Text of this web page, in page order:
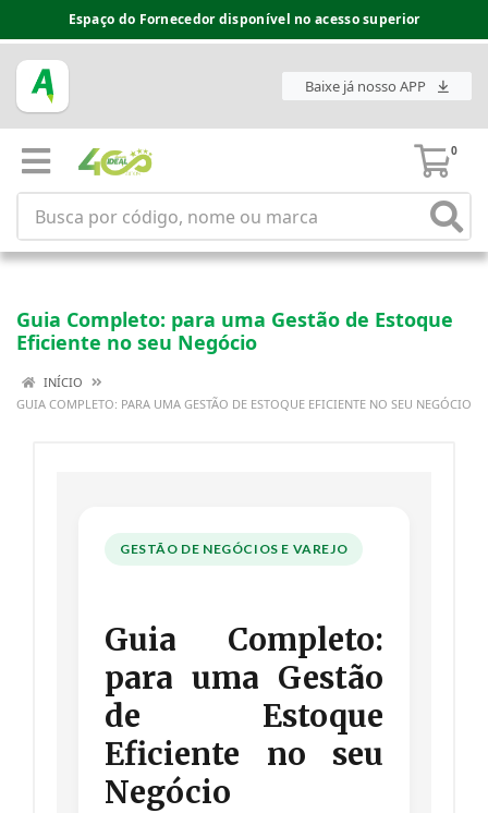
Espaço do Fornecedor disponível no acesso superior
Baixe já nosso APP
0
Guia Completo: para uma Gestão de Estoque
Eficiente no seu Negócio
INÍCIO
GUIA COMPLETO: PARA UMA GESTÃO DE ESTOQUE EFICIENTE NO SEU NEGÓCIO
GESTÃO DE NEGÓCIOS E VAREJO
Guia Completo:
para uma Gestão
de Estoque
Eficiente no seu
Negócio